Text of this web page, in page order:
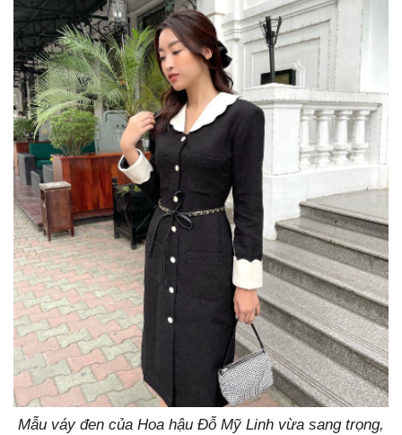
Mẫu váy đen của Hoa hậu Đỗ Mỹ Linh vừa sang trọng,